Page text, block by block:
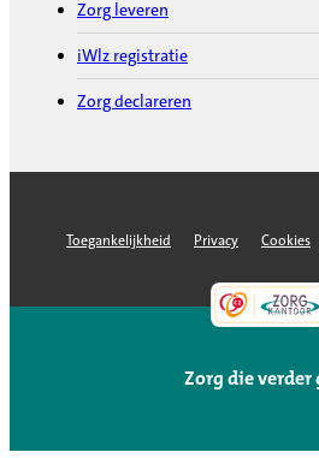
Zorg leveren
iWlz registratie
Zorg declareren
Toegankelijkheid Privacy Cookies
Zorg die verder